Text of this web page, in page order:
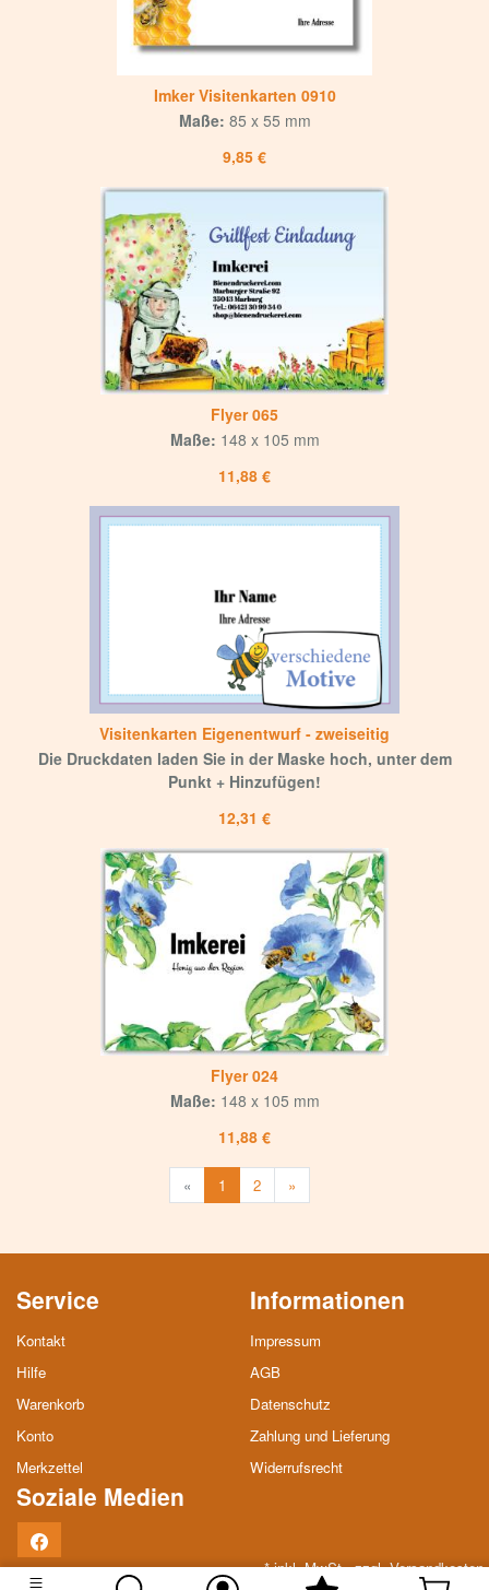
Imker Visitenkarten 0910
9,85 €
Maße: 85 x 55 mm
Flyer 065
11,88 €
Maße: 148 x 105 mm
Visitenkarten Eigenentwurf - zweiseitig
12,31 €
Die Druckdaten laden Sie in der Maske hoch, unter dem
Punkt + Hinzufügen!
Flyer 024
11,88 €
Maße: 148 x 105 mm
« 1 2 »Weiter
Service
Kontakt
Hilfe
Warenkorb
Konto
Merkzettel
Informationen
Impressum
AGB
Datenschutz
Zahlung und Lieferung
Widerrufsrecht
Soziale Medien
Facebook
* inkl. MwSt., zzgl.Versandkosten